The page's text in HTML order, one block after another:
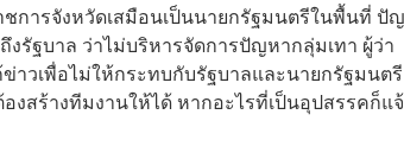
การจังหวัดเสมือนเป็นนายกรัฐมนตรีในพื้นที่ ปั
รัฐบาล ว่าไม่บริหารจัดการปัญหากลุ่มเทา ผู้ว่า
าวเพื่อไม่ให้กระทบกับรัฐบาลและนายกรัฐมนตรี
งสร้างทีมงานให้ได้ หากอะไรที่เป็นอุปสรรคก็แ